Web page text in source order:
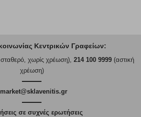
Κεντρικών Γραφείων:
χωρίς χρέωση), 214 100 9999(αστική
χρέωση)
σε συχνές ερωτήσεις